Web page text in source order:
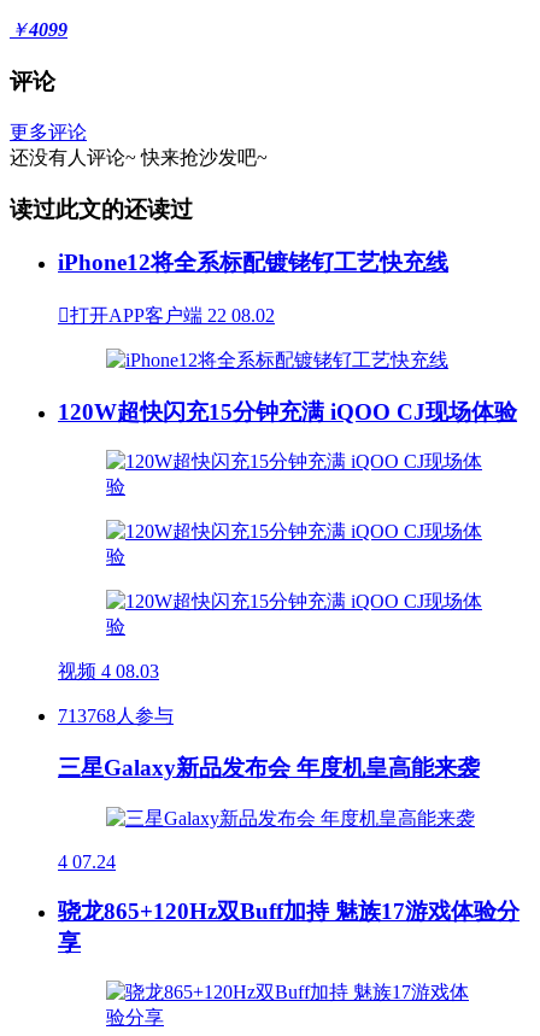
￥4099
评论
更多评论
还没有人评论~ 快来抢沙发吧~
读过此文的还读过
iPhone12将全系标配镀铑钌工艺快充线
打开APP客户端 22 08.02
120W超快闪充15分钟充满 iQOO CJ现场体验
视频 4 08.03
713768人参与
三星Galaxy新品发布会 年度机皇高能来袭
4 07.24
骁龙865+120Hz双Buff加持 魅族17游戏体验分
享